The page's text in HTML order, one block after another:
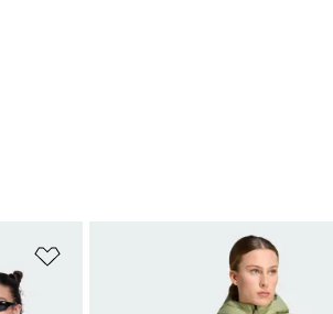
Ajouter à la Liste de produits